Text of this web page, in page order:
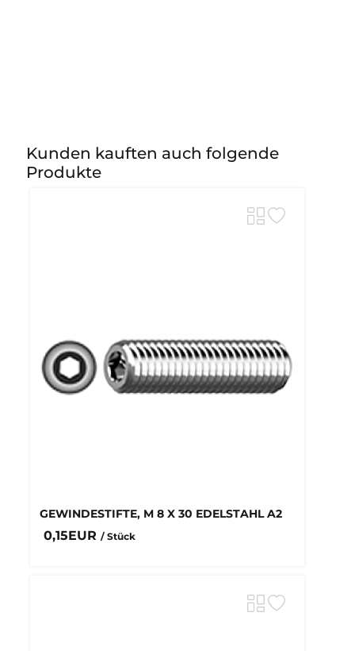
Kunden kauften auch folgende
Produkte
GEWINDESTIFTE, M 8 X 30 EDELSTAHL A2
0,15EUR / Stück